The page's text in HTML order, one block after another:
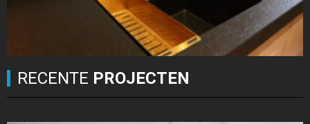
RECENTE PROJECTEN